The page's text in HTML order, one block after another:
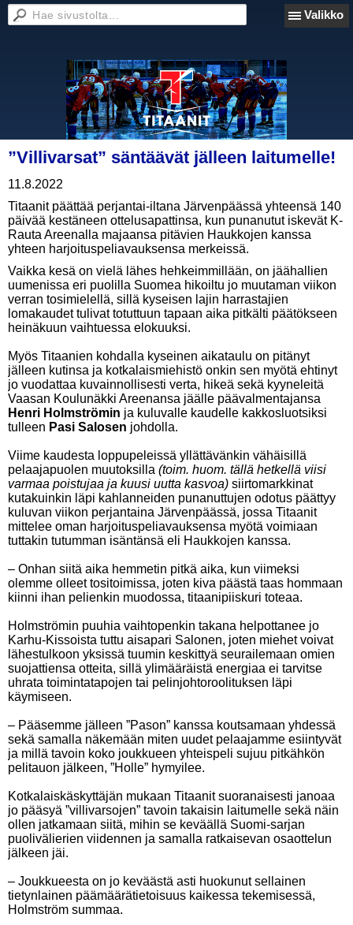
Valikko
”Villivarsat” säntäävät jälleen laitumelle!
11.8.2022
Titaanit päättää perjantai-iltana Järvenpäässä yhteensä 140
päivää kestäneen ottelusapattinsa, kun punanutut iskevät K-
Rauta Areenalla majaansa pitävien Haukkojen kanssa
yhteen harjoituspeliavauksensa merkeissä.
Vaikka kesä on vielä lähes hehkeimmillään, on jäähallien
uumenissa eri puolilla Suomea hikoiltu jo muutaman viikon
verran tosimielellä, sillä kyseisen lajin harrastajien
lomakaudet tulivat totuttuun tapaan aika pitkälti päätökseen
heinäkuun vaihtuessa elokuuksi.
Myös Titaanien kohdalla kyseinen aikataulu on pitänyt
jälleen kutinsa ja kotkalaismiehistö onkin sen myötä ehtinyt
jo vuodattaa kuvainnollisesti verta, hikeä sekä kyyneleitä
Vaasan Koulunäkki Areenansa jäälle päävalmentajansa
Henri Holmströmin ja kuluvalle kaudelle kakkosluotsiksi
tulleen Pasi Salosen johdolla.
Viime kaudesta loppupeleissä yllättävänkin vähäisillä
pelaajapuolen muutoksilla (toim. huom. tällä hetkellä viisi
varmaa poistujaa ja kuusi uutta kasvoa) siirtomarkkinat
kutakuinkin läpi kahlanneiden punanuttujen odotus päättyy
kuluvan viikon perjantaina Järvenpäässä, jossa Titaanit
mittelee oman harjoituspeliavauksensa myötä voimiaan
tuttakin tutumman isäntänsä eli Haukkojen kanssa.
– Onhan siitä aika hemmetin pitkä aika, kun viimeksi
olemme olleet tositoimissa, joten kiva päästä taas hommaan
kiinni ihan pelienkin muodossa, titaanipiiskuri toteaa.
Holmströmin puuhia vaihtopenkin takana helpottanee jo
Karhu-Kissoista tuttu aisapari Salonen, joten miehet voivat
lähestulkoon yksissä tuumin keskittyä seurailemaan omien
suojattiensa otteita, sillä ylimääräistä energiaa ei tarvitse
uhrata toimintatapojen tai pelinjohtoroolituksen läpi
käymiseen.
– Pääsemme jälleen ”Pason” kanssa koutsamaan yhdessä
sekä samalla näkemään miten uudet pelaajamme esiintyvät
ja millä tavoin koko joukkueen yhteispeli sujuu pitkähkön
pelitauon jälkeen, ”Holle” hymyilee.
Kotkalaiskäskyttäjän mukaan Titaanit suoranaisesti janoaa
jo pääsyä ”villivarsojen” tavoin takaisin laitumelle sekä näin
ollen jatkamaan siitä, mihin se keväällä Suomi-sarjan
puolivälierien viidennen ja samalla ratkaisevan osaottelun
jälkeen jäi.
– Joukkueesta on jo keväästä asti huokunut sellainen
tietynlainen päämäärätietoisuus kaikessa tekemisessä,
Holmström summaa.